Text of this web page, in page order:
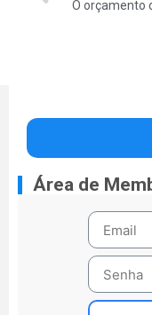
Área de